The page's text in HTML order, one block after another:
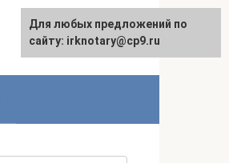
Для любых предложений по
сайту: irknotary@cp9.ru